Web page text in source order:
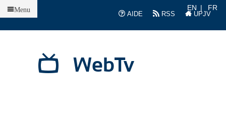
AIDE
RSS UPJV
EN FR
WebTv
Menu